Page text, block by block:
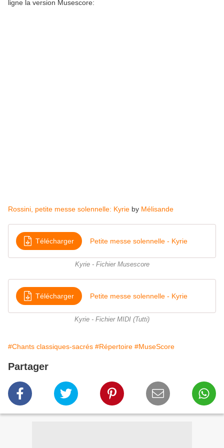
ligne la version Musescore:
Rossini, petite messe solennelle: Kyrie by Mélisande
Télécharger Petite messe solennelle - Kyrie
Kyrie - Fichier Musescore
Télécharger Petite messe solennelle - Kyrie
Kyrie - Fichier MIDI (Tutti)
#Chants classiques-sacrés #Répertoire #MuseScore
Partager